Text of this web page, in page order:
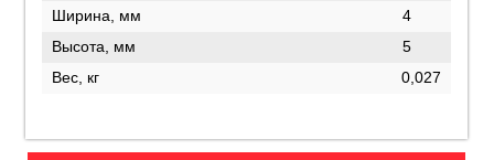
Ширина, мм
4
Высота, мм
5
Вес, кг
0,027